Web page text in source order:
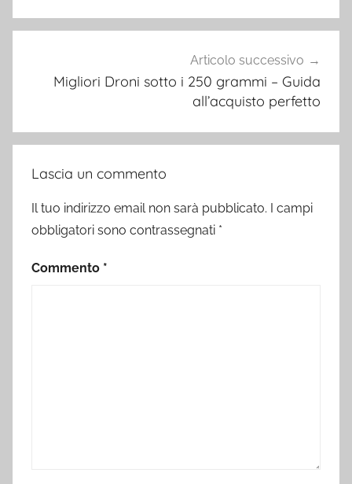
Articolo successivo
Migliori Droni sotto i 250 grammi – Guida
all’acquisto perfetto
Lascia un commento
Il tuo indirizzo email non sarà pubblicato.
I campi
obbligatori sono contrassegnati *
Commento *